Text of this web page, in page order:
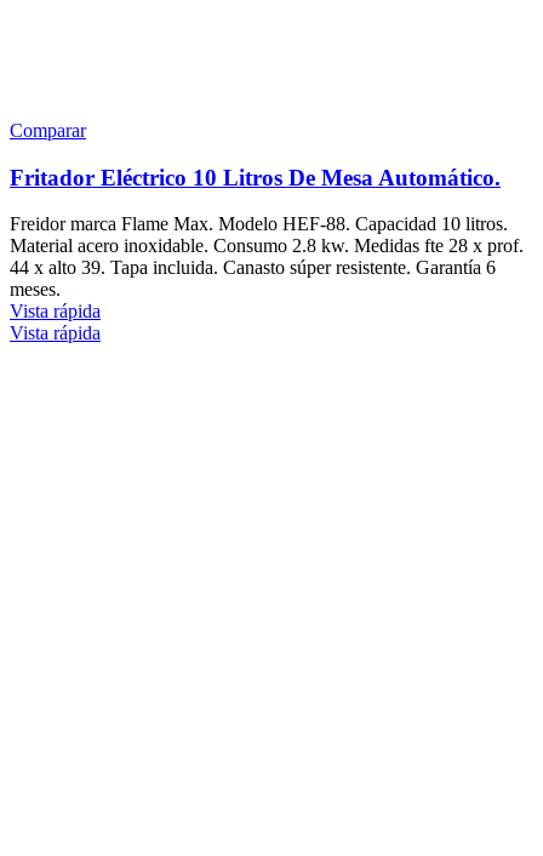
Comparar
Fritador Eléctrico 10 Litros De Mesa Automático.
Freidor marca Flame Max. Modelo HEF-88. Capacidad 10 litros.
Material acero inoxidable. Consumo 2.8 kw. Medidas fte 28 x prof.
44 x alto 39. Tapa incluida. Canasto súper resistente. Garantía 6
meses.
Vista rápida
Vista rápida